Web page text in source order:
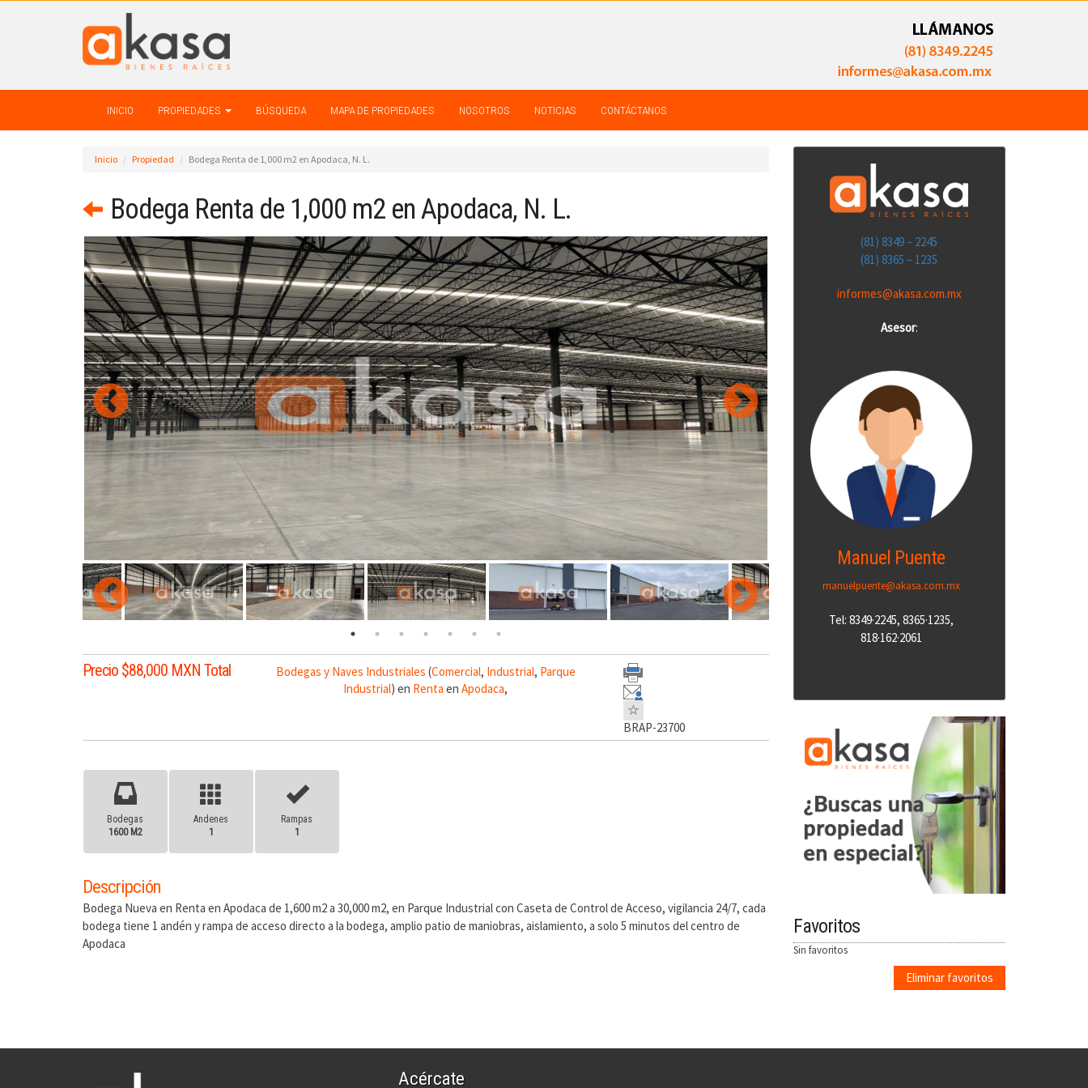
INICIO PROPIEDADES BÚSQUEDA MAPA DE PROPIEDADES NOSOTROS NOTICIAS CONTÁCTANOS
Inicio Propiedad Bodega Renta de 1,000 m2 en Apodaca, N. L.
Bodega Renta de 1,000 m2 en Apodaca, N. L.
Precio $88,000 MXN Total Bodegas y Naves Industriales (Comercial, Industrial, Parque
Industrial) en Renta enApodaca,
BRAP-23700
Bodegas
1600 M2
Andenes
1
Rampas
1
Descripción
Bodega Nueva en Renta en Apodaca de 1,600 m2 a 30,000 m2, en Parque Industrial con Caseta de Control de Acceso, vigilancia 24/7, cada
bodega tiene 1 andén y rampa de acceso directo a la bodega, amplio patio de maniobras, aislamiento, a solo 5 minutos del centro de
Apodaca
(81) 8349 – 2245
(81) 8365 – 1235
informes@akasa.com.mx
Asesor:
Manuel Puente
manuelpuente@akasa.com.mx
Tel: 8349·2245, 8365·1235,
818·162·2061
Favoritos
Sin favoritos
Eliminar favoritos
Acércate